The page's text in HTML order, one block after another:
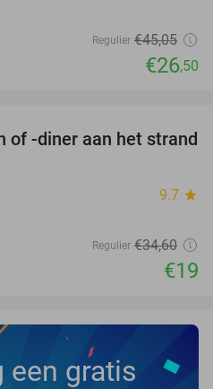
Regulier €45,05
€26,50
45%
of -diner aan het strand
9.7 star
Regulier €34,60
€19
een gratis